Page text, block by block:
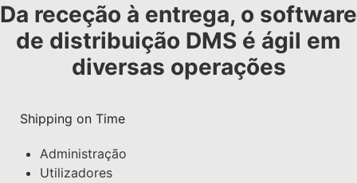
Da receção à entrega, o software
de distribuição DMS é ágil em
diversas operações
Shipping on Time
Administração
Utilizadores